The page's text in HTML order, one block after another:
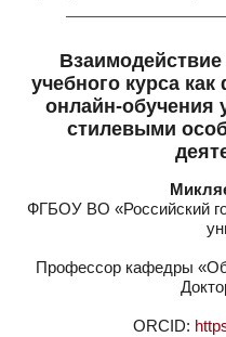
Взаимодействие
учебного курса
онлайн-обучения
стилевыми
ФГБОУ ВО «Российский
Профессор кафедры
ORCID: